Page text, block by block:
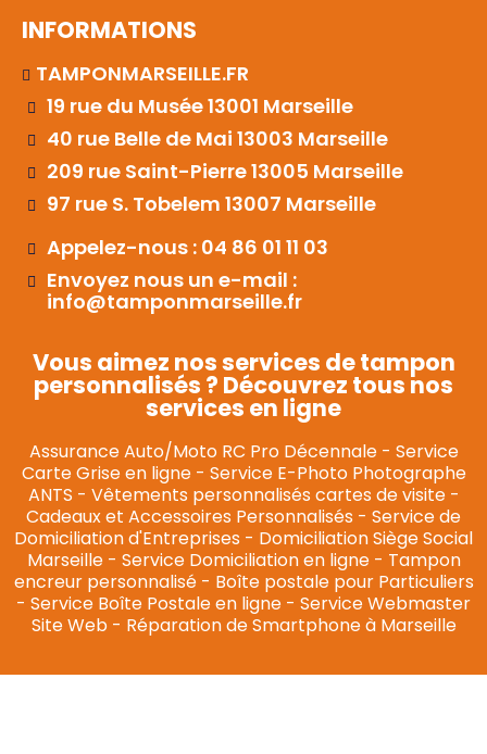
INFORMATIONS
TAMPONMARSEILLE.FR
19 rue du Musée 13001 Marseille
40 rue Belle de Mai 13003 Marseille
209 rue Saint-Pierre 13005 Marseille
97 rue S. Tobelem 13007 Marseille
Appelez-nous : 04 86 01 11 03
Envoyez nous un e-mail :
info@tamponmarseille.fr
Vous aimez nos services de tampon
personnalisés ? Découvrez tous nos
services en ligne
Assurance Auto/Moto RC Pro Décennale- Service
Carte Grise en ligne- Service E-Photo Photographe
ANTS - Vêtements personnalisés cartes de visite-
Cadeaux et Accessoires Personnalisés - Service de
Domiciliation d'Entreprises - Domiciliation Siège Social
Marseille- Service Domiciliation en ligne- Tampon
encreur personnalisé- Boîte postale pour Particuliers
- Service Boîte Postale en ligne - Service Webmaster
Site Web- Réparation de Smartphone à Marseille